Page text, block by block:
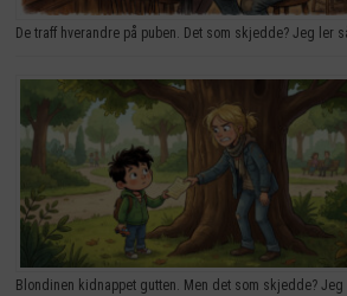
De traff hverandre på puben. Det som skjedde? Jeg ler
Blondinen kidnappet gutten. Men det som skjedde?